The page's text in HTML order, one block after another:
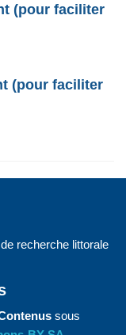
(pour faciliter
(pour faciliter
recherche littorale
sous